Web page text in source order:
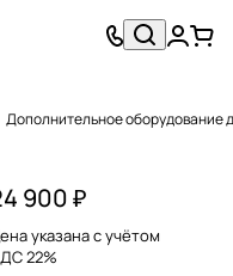
Дополнительное оборудование
900 ₽
указана с учётом
22%